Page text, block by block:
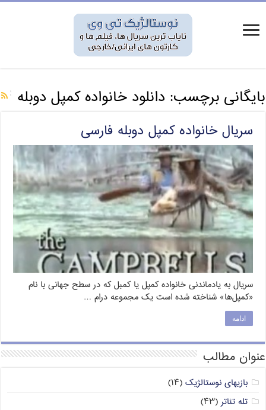
بایگانی برچسب: دانلود خانواده کمپل دوبله
سریال خانواده کمپل دوبله فارسی
سریال به یادماندنی خانواده کمپل یا کمبل که در سطح جهانی با نام
«کمپل‌ها» شناخته شده است یک مجموعه درام …
ادامه
عنوان مطالب
بازیهای نوستالژیک (۱۴)
تله تئاتر (۴۳)